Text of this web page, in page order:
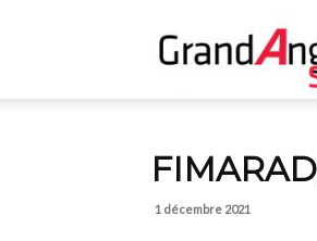
Angle
Santé
1 décembre 2021